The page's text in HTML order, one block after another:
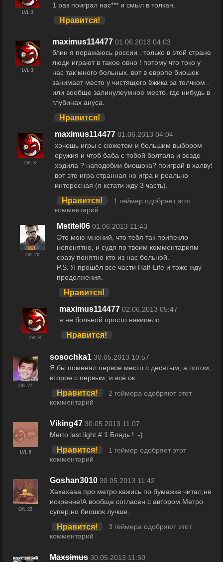
LVL 3
1 раз поиграл нас*** и смыл в толкан.
Нравится!
LVL 3
maximus114477 01.06.2013 04:03
блин я поражаюсь россии . только в этой стране
люди играют в такое овно ! потому что токо у
нас так много больных. вот в европе биошок
занимает место у чистящего ёжика за толчком .
или вообще залинулеумное место. где нибудь в
глубинах ануса.
Нравится!
LVL 3
maximus114477 01.06.2013 04:04
хочешь игры с сюжетом и большим выбором
оружия и чтоб баба с тобой болтала и везде
ходила ? наподобии биошока? поиграй в халву!
вот это игра странная но игра и реально
интересная (я кстати жду 3 часть).
Нравится!
1 геймер одобряет этот
комментарий
LVL 20
Mstitel06 01.06.2013 11:43
Это мою мнений, что тебя так припекло
непонятно, и судя по твоим комментариям
сразу понятно кто из нас больной.
P.S. Я прошёл все части Half-Life и тоже жду
продолжения.
Нравится!
LVL 3
maximus114477 02.06.2013 05:47
я не больной просто накипело.
Нравится!
LVL 27
sosochka1 30.05.2013 10:57
Я бы поменял первое место с десятым, а потом,
второе с первым, и всё ок.
Нравится!
2 геймера одобряют этот
комментарий
LVL 6
Viking47 30.05.2013 11:07
Merto last light # 1 Блядь ! :-)
Нравится!
1 геймер одобряет этот
комментарий
LVL 22
Goshan3010 30.05.2013 11:42
Хахахааа про метро кажись по бумажке читал,не
искренне!А вообще согласен с автором.Метро
супер,но биошок лучше.
Нравится!
3 геймера одобряют этот
комментарий
Maxsimus 30.05.2013 11:50